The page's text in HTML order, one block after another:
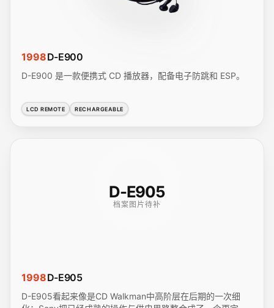
1998D-E900
D-E900 是一款便携式 CD 播放器，配备电子防跳和 ESP。
LCD REMOTE RECHARGEABLE
D-E905
档案图片待补
1998D-E905
D-E905看起来像是CD Walkman中高阶层在后期的一次细